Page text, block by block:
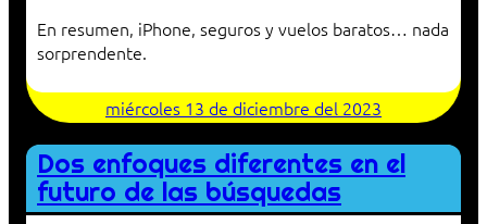
En resumen, iPhone, seguros y vuelos baratos… nada
sorprendente.
miércoles 13 de diciembre del 2023
Dos enfoques diferentes en el
futuro de las búsquedas